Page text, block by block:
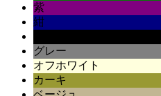
紫
紺
グレー
オフホワイト
カーキ